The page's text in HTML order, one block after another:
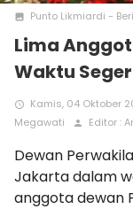
photo Punto Likmiardi -
Lima
Waktu
access_time Kamis, 04 Oktober
Megawati
person Editor :
Dewan
Jakarta dalam
anggota dewan